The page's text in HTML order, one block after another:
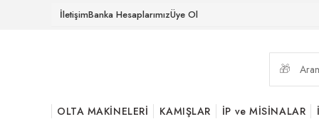
İletişimBanka HesaplarımızÜye Ol
OLTA MAKİNELERİ KAMIŞLAR İP ve MİSİNALAR